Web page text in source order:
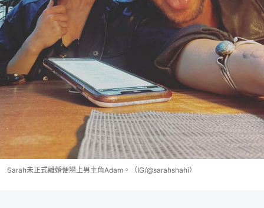
Sarah未正式離婚便戀上男主角Adam。（IG/@sarahshahi）